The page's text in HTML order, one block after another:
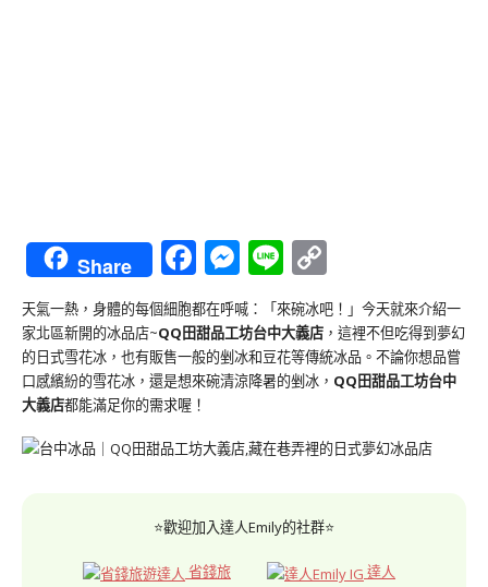
Share Facebook
Messenger
Line
Link
天氣一熱，身體的每個細胞都在呼喊：「來碗冰吧！」今天就來介紹一
家北區新開的冰品店~QQ田甜品工坊台中大義店 ，這裡不但吃得到夢幻
的日式雪花冰，也有販售一般的剉冰和豆花等傳統冰品。不論你想品嘗
口感繽紛的雪花冰，還是想來碗清涼降暑的剉冰， QQ田甜品工坊台中
大義店都能滿足你的需求喔！
⭐歡迎加入達人Emily的社群⭐
省錢旅
達人